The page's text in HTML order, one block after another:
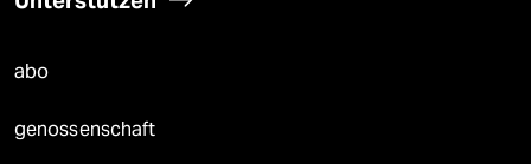
abo
genossenschaft